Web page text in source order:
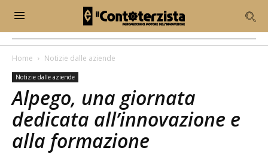
Home Notizie dalle aziende
Notizie dalle aziende
Alpego, una giornata
dedicata all’innovazione e
alla formazione